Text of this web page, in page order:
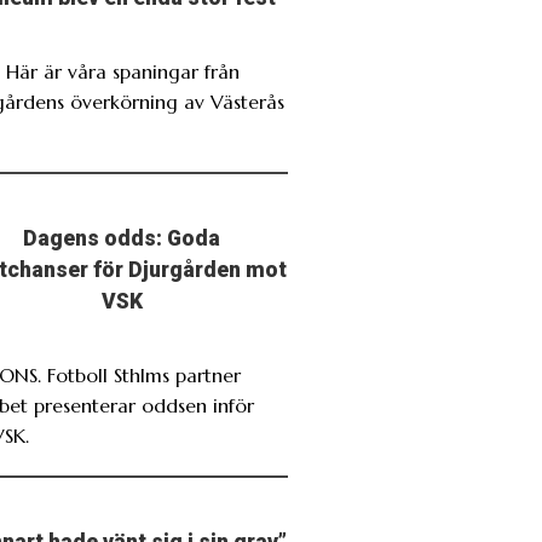
Här är våra spaningar från
överkörning av Västerås
Dagens odds: Goda
för Djurgården mot
VSK
Fotboll Sthlms partner
presenterar oddsen inför